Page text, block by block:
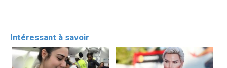
Intéressant à savoir